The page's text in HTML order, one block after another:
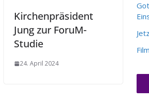
Kirchenpräsident
Jung zur ForuM-
Studie
24. April 2024